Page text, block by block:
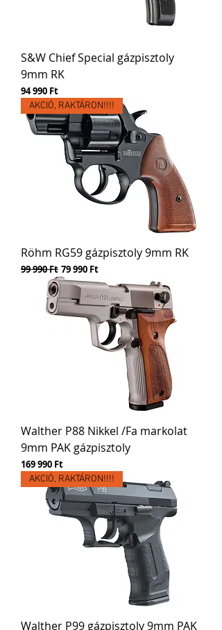
S&W Chief Special gázpisztoly
9mm RK
Ár
94 990 Ft
AKCIÓ, RAKTÁRON!!!!
Röhm RG59 gázpisztoly 9mm RK
Szokásos ár
99 990 Ft Akciós ár
79 990 Ft
Walther P88 Nikkel /Fa markolat
9mm PAK gázpisztoly
Ár
169 990 Ft
AKCIÓ, RAKTÁRON!!!!
Walther P99 gázpisztoly 9mm PAK